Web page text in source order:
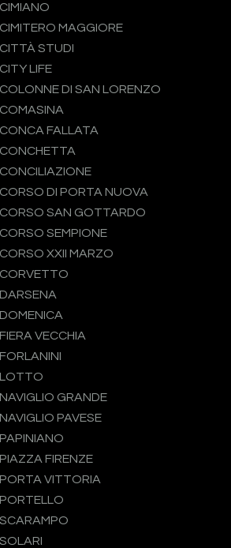
MAGGIORE
STUDI
LIFE
DI SAN LORENZO
FALLATA
DI PORTA NUOVA
SAN GOTTARDO
SEMPIONE
XXII MARZO
VECCHIA
GRANDE
PAVESE
FIRENZE
VITTORIA